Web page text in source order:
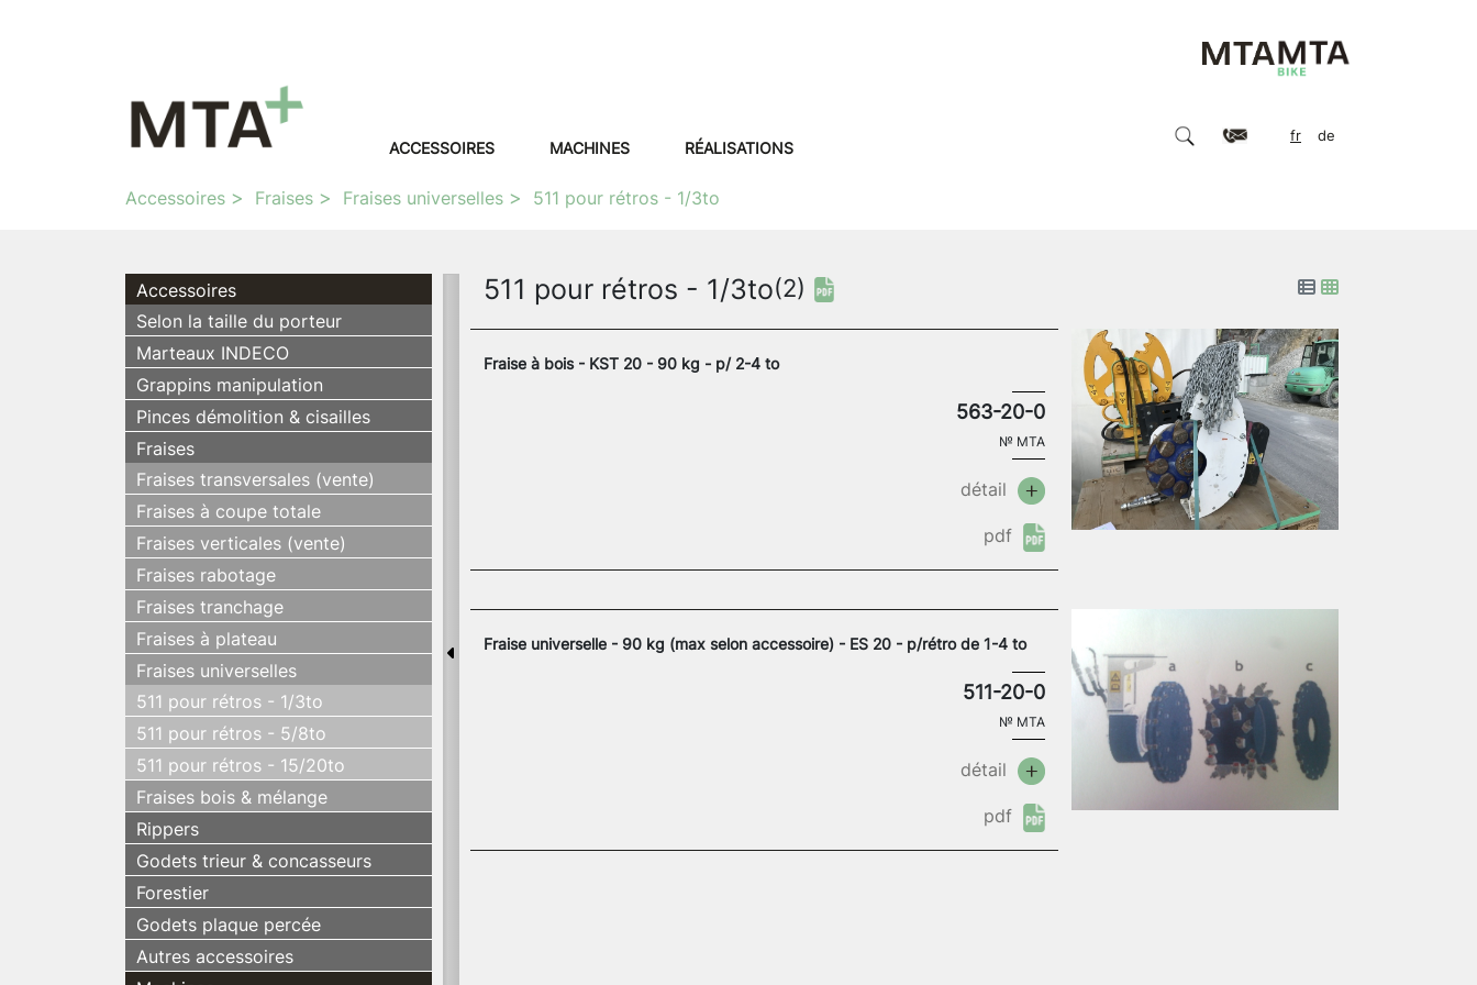
ACCESSOIRES MACHINES RÉALISATIONS
fr de
Accessoires Fraises Fraises universelles 511 pour rétros - 1/3to
Accessoires
Selon la taille du porteur
Marteaux INDECO
Grappins manipulation
Pinces démolition & cisailles
Fraises
Fraises transversales (vente)
Fraises à coupe totale
Fraises verticales (vente)
Fraises rabotage
Fraises tranchage
Fraises à plateau
Fraises universelles
511 pour rétros - 1/3to
511 pour rétros - 5/8to
511 pour rétros - 15/20to
Fraises bois & mélange
Rippers
Godets trieur & concasseurs
Forestier
Godets plaque percée
Autres accessoires
511 pour rétros - 1/3to(2)
Fraise à bois - KST 20 - 90 kg - p/ 2-4 to
563-20-0
№ MTA
détail
pdf
Fraise universelle - 90 kg (max selon accessoire) - ES 20 - p/rétro de 1-4 to
511-20-0
№ MTA
détail
pdf